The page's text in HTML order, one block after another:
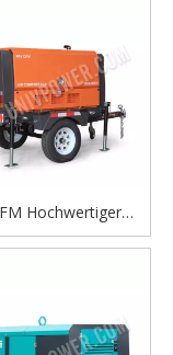
Hochwertiger
Luftkompressor